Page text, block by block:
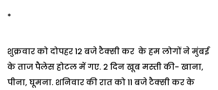
*
शुक्रवार को दोपहर 12 बजे टैक्सी कर के हम लोगों ने मुंबई
के ताज पैलेस होटल में गए. 2 दिन खूब मस्ती की- खाना,
पीना, घूमना. शनिवार की रात को 11 बजे टैक्सी कर के